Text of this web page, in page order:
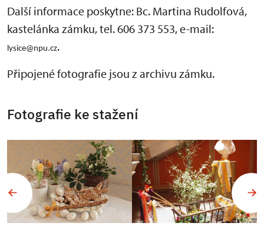
Další informace poskytne: Bc. Martina Rudolfová,
kastelánka zámku, tel. 606 373 553, e-mail:
lysice@npu.cz.
Připojené fotografie jsou z archivu zámku.
Fotografie ke stažení